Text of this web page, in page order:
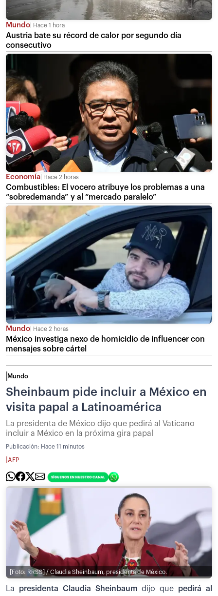
Mundo Hace 1 hora
Austria bate su récord de calor por segundo día
consecutivo
Economía Hace 2 horas
Combustibles: El vocero atribuye los problemas a una
“sobredemanda” y al “mercado paralelo”
Mundo Hace 2 horas
México investiga nexo de homicidio de influencer con
mensajes sobre cártel
Mundo
Sheinbaum pide incluir a México en
visita papal a Latinoamérica
La presidenta de México dijo que pedirá al Vaticano
incluir a México en la próxima gira papal
Publicación: Hace 11 minutos
AFP
[Foto: RRSS] / Claudia Sheinbaum, presidenta de México.
La presidenta Claudia Sheinbaum dijo que pedirá al